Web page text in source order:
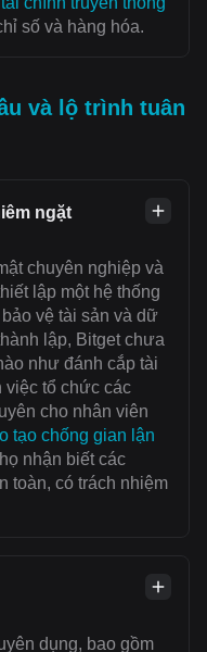
số và hàng hóa.
và lộ trình tuân
ngặt
chuyên nghiệp và
lập một hệ thống
vệ tài sản và dữ
lập, Bitget chưa
như đánh cắp tài
việc tổ chức các
cho nhân viên
tạo chống gian lận
nhận biết các
toàn, có trách nhiệm
dụng, bao gồm